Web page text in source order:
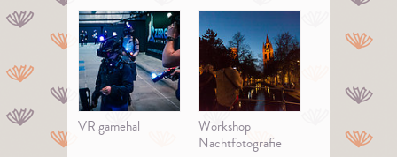
VR gamehal
Workshop
Nachtfotografie